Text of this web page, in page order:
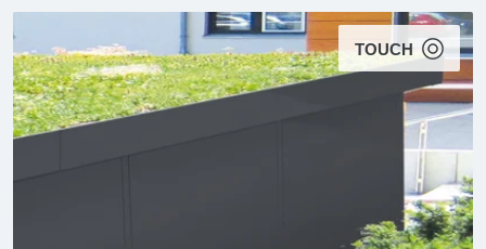
TOUCH